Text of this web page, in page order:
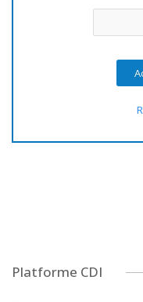
Platforme CDI